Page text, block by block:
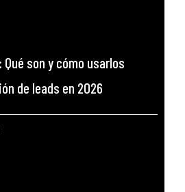
son y cómo usarlos
de leads en 2026